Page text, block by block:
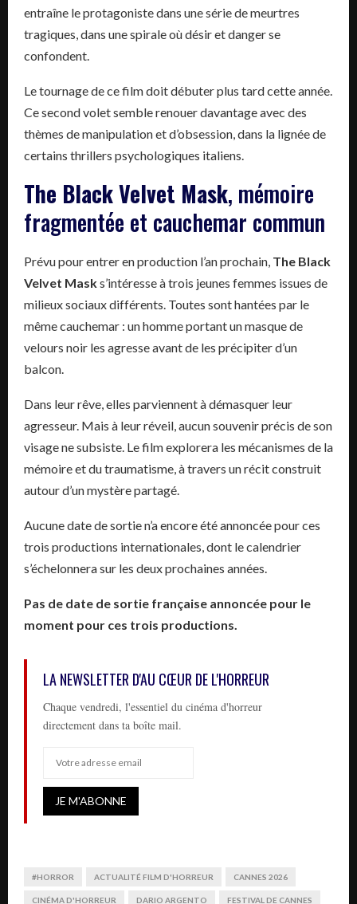
entraîne le protagoniste dans une série de meurtres
tragiques, dans une spirale où désir et danger se
confondent.
Le tournage de ce film doit débuter plus tard cette année.
Ce second volet semble renouer davantage avec des
thèmes de manipulation et d’obsession, dans la lignée de
certains thrillers psychologiques italiens.
The Black Velvet Mask, mémoire
fragmentée et cauchemar commun
Prévu pour entrer en production l’an prochain, The Black
Velvet Masks’intéresse à trois jeunes femmes issues de
milieux sociaux différents. Toutes sont hantées par le
même cauchemar : un homme portant un masque de
velours noir les agresse avant de les précipiter d’un
balcon.
Dans leur rêve, elles parviennent à démasquer leur
agresseur. Mais à leur réveil, aucun souvenir précis de son
visage ne subsiste. Le film explorera les mécanismes de la
mémoire et du traumatisme, à travers un récit construit
autour d’un mystère partagé.
Aucune date de sortie n’a encore été annoncée pour ces
trois productions internationales, dont le calendrier
s’échelonnera sur les deux prochaines années.
Pas de date de sortie française annoncée pour le
moment pour ces trois productions.
LA NEWSLETTER D'AU CŒUR DE L'HORREUR
Chaque vendredi, l'essentiel du cinéma d'horreur
directement dans ta boîte mail.
#HORROR ACTUALITÉ FILM D'HORREUR CANNES 2026
CINÉMA D'HORREUR DARIO ARGENTO FESTIVAL DE CANNES